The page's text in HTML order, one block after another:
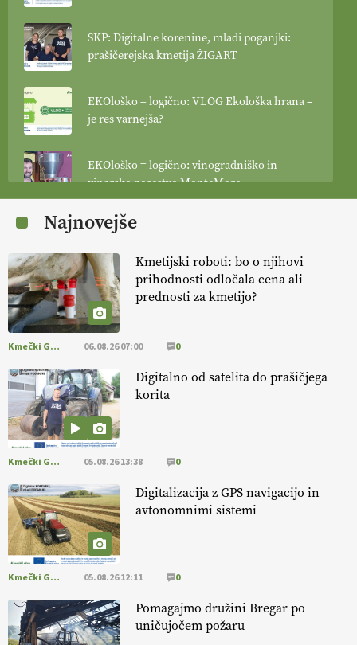
SKP: Digitalne korenine, mladi poganjki:
prašičerejska kmetija ŽIGART
EKOloško = logično: VLOG Ekološka hrana –
je res varnejša?
EKOloško = logično: vinogradniško in
vinarsko posestvo MonteMoro
EKOloško = logično: ekološka kmetija
EKOloško = logično: ekološka kmetija
HOMAR
EKOloško = logično: VLOG Ekološko
kmetijstvo brez škropljenja?
EKOloško = logično: ekološka kmetija
ALTENBAHER
EKOloško = logično: ekološko oljarstvo
MORGAN
EKOloško = logično: ekološka kmetija
FREŠER
KMETIJSKA LIGA PRVAKOV: POMLADITEV
KMETIJSKE EKIPE
Najnovejše
Kmetijski roboti: bo o njihovi
prihodnosti odločala cena ali
prednosti za kmetijo?
Kmečki Glas 06.08.26 07:00 0
Digitalno od satelita do prašičjega
korita
Kmečki Glas 05.08.26 13:38 0
Digitalizacija z GPS navigacijo in
avtonomnimi sistemi
Kmečki Glas 05.08.26 12:11 0
Pomagajmo družini Bregar po
uničujočem požaru